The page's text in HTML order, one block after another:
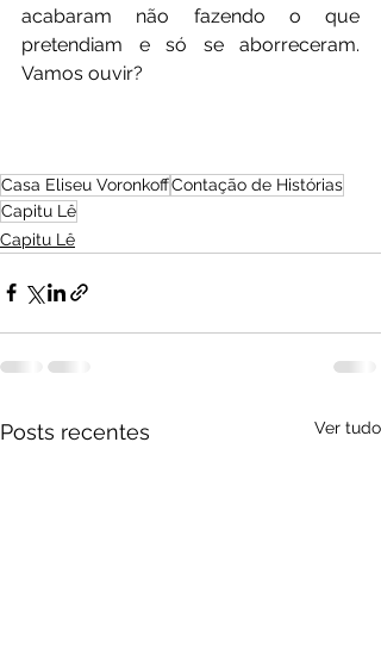
acabaram não fazendo o que
pretendiam e só se aborreceram.
Vamos ouvir?
Casa Eliseu VoronkoffContação de Histórias
Capitu Lê
Capitu Lê
Posts recentes Ver tudo